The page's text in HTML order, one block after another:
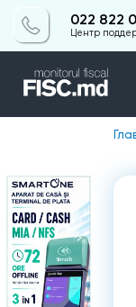
022 822
Центр